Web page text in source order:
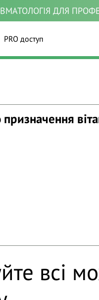
ДЛЯ
PRO доступ
всі